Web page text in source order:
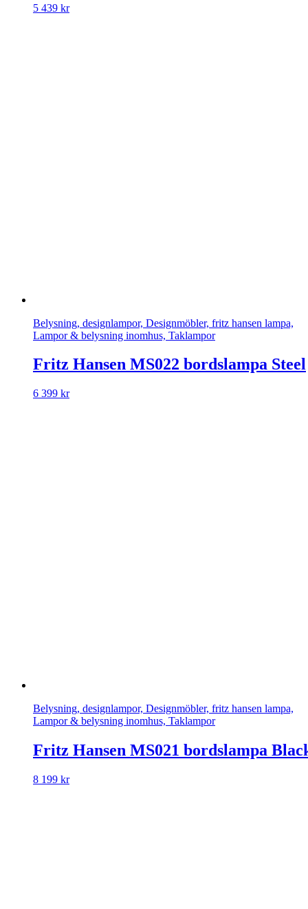
5 439 kr
Belysning, designlampor, Designmöbler, fritz hansen lampa,
Lampor & belysning inomhus, Taklampor
Fritz Hansen MS022 bordslampa Steel
6 399 kr
Belysning, designlampor, Designmöbler, fritz hansen lampa,
Lampor & belysning inomhus, Taklampor
Fritz Hansen MS021 bordslampa
8 199 kr